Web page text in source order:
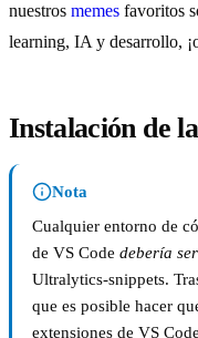
nuestros memes favoritos
learning, IA y desarrollo,
Instalación de
Nota
Cualquier entorno de
de VS Code debería ser
Ultralytics-snippets.
que es posible hacer
extensiones de VS